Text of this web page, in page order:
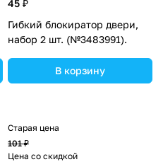
45 ₽
Гибкий блокиратор двери,
набор 2 шт. (№3483991).
В корзину
Старая цена
101 ₽
Цена со скидкой